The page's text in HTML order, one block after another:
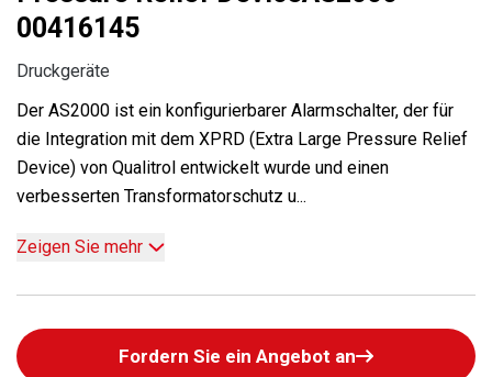
00416145
Druckgeräte
Der AS2000 ist ein konfigurierbarer Alarmschalter, der für
die Integration mit dem XPRD (Extra Large Pressure Relief
Device) von Qualitrol entwickelt wurde und einen
verbesserten Transformatorschutz u...
Zeigen Sie mehr
Fordern Sie ein Angebot an